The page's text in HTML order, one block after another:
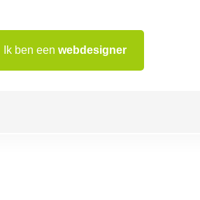
Ik ben een webdesigner